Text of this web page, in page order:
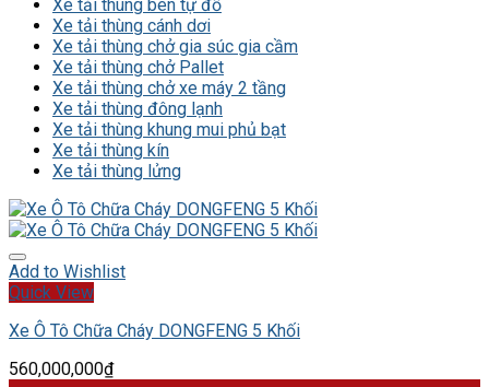
Xe tải thùng ben tự đổ
Xe tải thùng cánh dơi
Xe tải thùng chở gia súc gia cầm
Xe tải thùng chở Pallet
Xe tải thùng chở xe máy 2 tầng
Xe tải thùng đông lạnh
Xe tải thùng khung mui phủ bạt
Xe tải thùng kín
Xe tải thùng lửng
Add to Wishlist
Quick View
Xe Ô Tô Chữa Cháy DONGFENG 5 Khối
560,000,000₫